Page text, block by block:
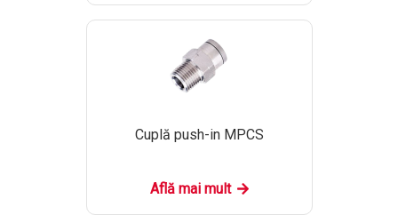
Cuplă push-in MPCS
Află mai mult